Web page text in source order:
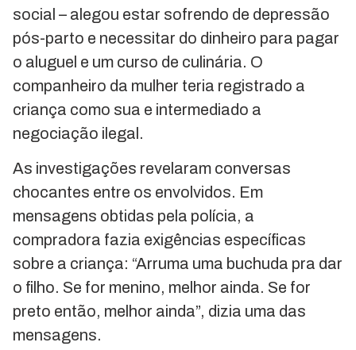
social – alegou estar sofrendo de depressão
pós-parto e necessitar do dinheiro para pagar
o aluguel e um curso de culinária. O
companheiro da mulher teria registrado a
criança como sua e intermediado a
negociação ilegal.
As investigações revelaram conversas
chocantes entre os envolvidos. Em
mensagens obtidas pela polícia, a
compradora fazia exigências específicas
sobre a criança: “Arruma uma buchuda pra dar
o filho. Se for menino, melhor ainda. Se for
preto então, melhor ainda”, dizia uma das
mensagens.